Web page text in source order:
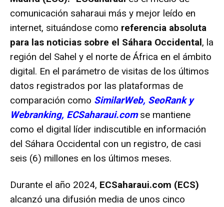
comunicación saharaui más y mejor leído en
internet, situándose como referencia absoluta
para las noticias sobre el Sáhara Occidental, la
región del Sahel y el norte de África en el ámbito
digital. En el parámetro de visitas de los últimos
datos registrados por las plataformas de
comparación como SimilarWeb, SeoRank y
Webranking, ECSaharaui.comse mantiene
como el digital líder indiscutible en información
del Sáhara Occidental con un registro, de casi
seis (6) millones en los últimos meses.
Durante el año 2024, ECSaharaui.com (ECS)
alcanzó una difusión media de unos cinco